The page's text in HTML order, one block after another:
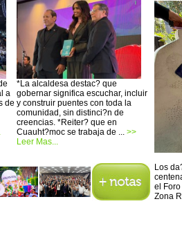
a
de
*La alcaldesa destac? que
gobernar significa escuchar, incluir
y construir puentes con toda la
comunidad, sin distinci?n de
creencias. *Reiter? que en
Cuauht?moc se trabaja de ... >>
Leer Mas...
Los
el
Zona